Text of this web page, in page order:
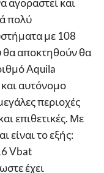
αγοραστεί και
πολύ
με 108
θα αποκτηθούν θα
Aquila
αυτόνομο
περιοχές
επιθετικές. Με
είναι το εξής:
Vbat
έχει